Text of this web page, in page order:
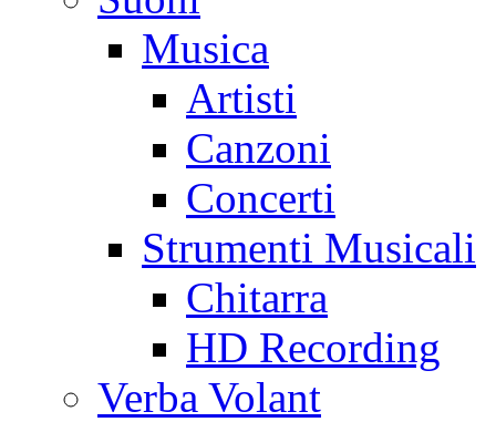
Musica
Artisti
Canzoni
Concerti
Strumenti Musicali
Chitarra
HD Recording
Verba Volant